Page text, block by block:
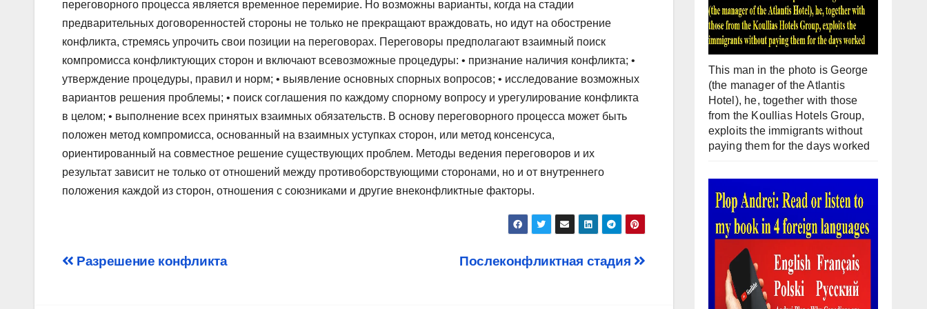
переговорного процесса является временное перемирие. Но возможны варианты, когда на стадии
предварительных договоренностей стороны не только не прекращают враждовать, но идут на обострение
конфликта, стремясь упрочить свои позиции на переговорах. Переговоры предполагают взаимный поиск
компромисса конфликтующих сторон и включают всевозможные процедуры: • признание наличия конфликта; •
утверждение процедуры, правил и норм; • выявление основных спорных вопросов; • исследование возможных
вариантов решения проблемы; • поиск соглашения по каждому спорному вопросу и урегулирование конфликта
в целом; • выполнение всех принятых взаимных обязательств. В основу переговорного процесса может быть
положен метод компромисса, основанный на взаимных уступках сторон, или метод консенсуса,
ориентированный на совместное решение существующих проблем. Методы ведения переговоров и их
результат зависит не только от отношений между противоборствующими сторонами, но и от внутреннего
положения каждой из сторон, отношения с союзниками и другие внеконфликтные факторы.
Post
Послеконфликтная стадия
Разрешение конфликта
This man in the photo is George
(the manager of the Atlantis
Hotel), he, together with those
from the Koullias Hotels Group,
exploits the immigrants without
paying them for the days worked